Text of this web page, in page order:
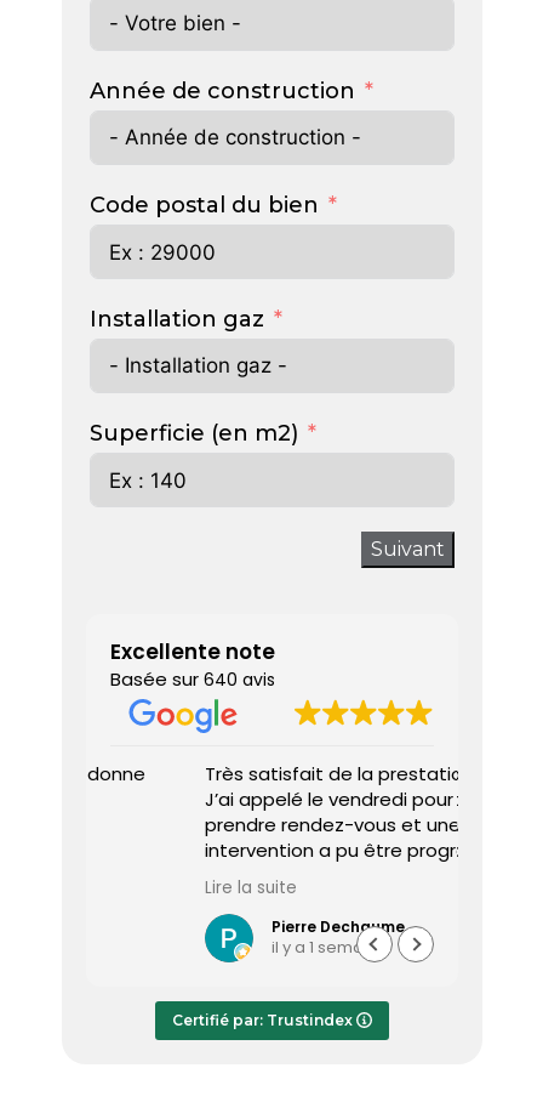
Année de construction
Code postal du bien
Installation gaz
Superficie (en m2)
Suivant
Excellente note
Basée sur 640 avis
Très satisfait de la prestation.
J’ai appelé le vendredi pour
prendre rendez-vous et une
intervention a pu être programmée
dès le lundi matin.
Le diagnostiqueur est arrivé à
l’heure, a été très professionnel,
efficace et a pris le temps de
Le rapport de diagnostic m’a été
transmis dès le lundi soir, ce qui est
Pierre Dechaume
il y a 1 semaine
Certifié par: Trustindex